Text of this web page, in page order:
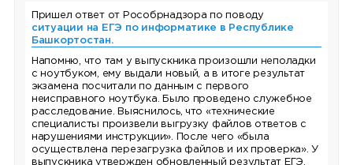
Пришел ответ от Рособрнадзора по поводу
ситуации на ЕГЭ по информатике в Республике
Башкортостан.
Напомню, что там у выпускника произошли неполадки
с ноутбуком, ему выдали новый, а в итоге результат
экзамена посчитали по данным с первого
неисправного ноутбука. Было проведено служебное
расследование. Выяснилось, что «технические
специалисты произвели выгрузку файлов ответов с
нарушениями инструкции». После чего «была
осуществлена перезагрузка файлов и их проверка». У
выпускника утвержден обновленный результат ЕГЭ.